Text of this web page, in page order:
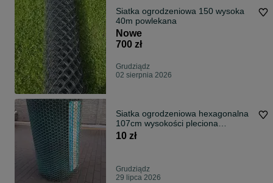
Siatka ogrodzeniowa 150 wysoka
40m powlekana
Nowe
700 zł
Grudziądz
02 sierpnia 2026
Siatka ogrodzeniowa hexagonalna
107cm wysokości pleciona
powlekana bardzo mocna
10 zł
Grudziądz
29 lipca 2026